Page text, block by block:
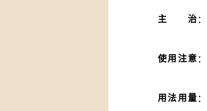
主治：
使用注意：
用法用量：